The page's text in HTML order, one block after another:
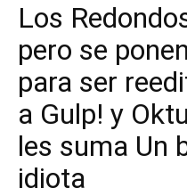
Los
pero se
para ser
a Gulp! y
les suma Un
idiota